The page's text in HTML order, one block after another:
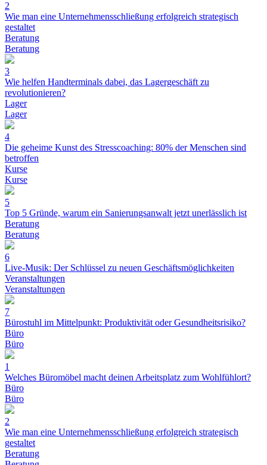
2
Wie man eine Unternehmensschließung erfolgreich strategisch
gestaltet
Beratung
Beratung
3
Wie helfen Handterminals dabei, das Lagergeschäft zu
revolutionieren?
Lager
Lager
4
Die geheime Kunst des Stresscoaching: 80% der Menschen sind
betroffen
Kurse
Kurse
5
Top 5 Gründe, warum ein Sanierungsanwalt jetzt unerlässlich ist
Beratung
Beratung
6
Live-Musik: Der Schlüssel zu neuen Geschäftsmöglichkeiten
Veranstaltungen
Veranstaltungen
7
Bürostuhl im Mittelpunkt: Produktivität oder Gesundheitsrisiko?
Büro
Büro
1
Welches Büromöbel macht deinen Arbeitsplatz zum Wohlfühlort?
Büro
Büro
2
Wie man eine Unternehmensschließung erfolgreich strategisch
gestaltet
Beratung